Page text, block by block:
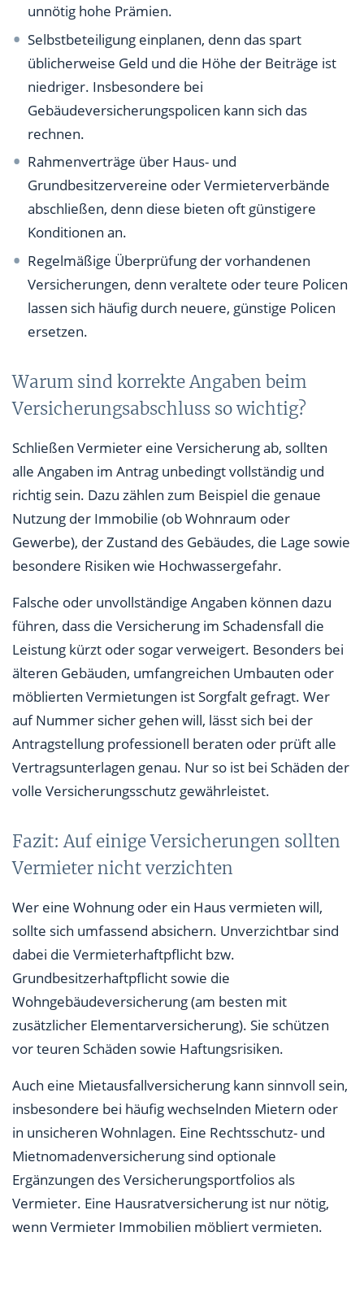
unnötig hohe Prämien.
Selbstbeteiligung einplanen, denn das spart
üblicherweise Geld und die Höhe der Beiträge ist
niedriger. Insbesondere bei
Gebäudeversicherungspolicen kann sich das
rechnen.
Rahmenverträge über Haus- und
Grundbesitzervereine oder Vermieterverbände
abschließen, denn diese bieten oft günstigere
Konditionen an.
Regelmäßige Überprüfung der vorhandenen
Versicherungen, denn veraltete oder teure Policen
lassen sich häufig durch neuere, günstige Policen
ersetzen.
Warum sind korrekte Angaben beim
Versicherungsabschluss so wichtig?
Schließen Vermieter eine Versicherung ab, sollten
alle Angaben im Antrag unbedingt vollständig und
richtig sein. Dazu zählen zum Beispiel die genaue
Nutzung der Immobilie (ob Wohnraum oder
Gewerbe), der Zustand des Gebäudes, die Lage sowie
besondere Risiken wie Hochwassergefahr.
Falsche oder unvollständige Angaben können dazu
führen, dass die Versicherung im Schadensfall die
Leistung kürzt oder sogar verweigert. Besonders bei
älteren Gebäuden, umfangreichen Umbauten oder
möblierten Vermietungen ist Sorgfalt gefragt. Wer
auf Nummer sicher gehen will, lässt sich bei der
Antragstellung professionell beraten oder prüft alle
Vertragsunterlagen genau. Nur so ist bei Schäden der
volle Versicherungsschutz gewährleistet.
Fazit: Auf einige Versicherungen sollten
Vermieter nicht verzichten
Wer eine Wohnung oder ein Haus vermieten will,
sollte sich umfassend absichern. Unverzichtbar sind
dabei die Vermieterhaftpflicht bzw.
Grundbesitzerhaftpflicht sowie die
Wohngebäudeversicherung (am besten mit
zusätzlicher Elementarversicherung). Sie schützen
vor teuren Schäden sowie Haftungsrisiken.
Auch eine Mietausfallversicherung kann sinnvoll sein,
insbesondere bei häufig wechselnden Mietern oder
in unsicheren Wohnlagen. Eine Rechtsschutz- und
Mietnomadenversicherung sind optionale
Ergänzungen des Versicherungsportfolios als
Vermieter. Eine Hausratversicherung ist nur nötig,
wenn Vermieter Immobilien möbliert vermieten.